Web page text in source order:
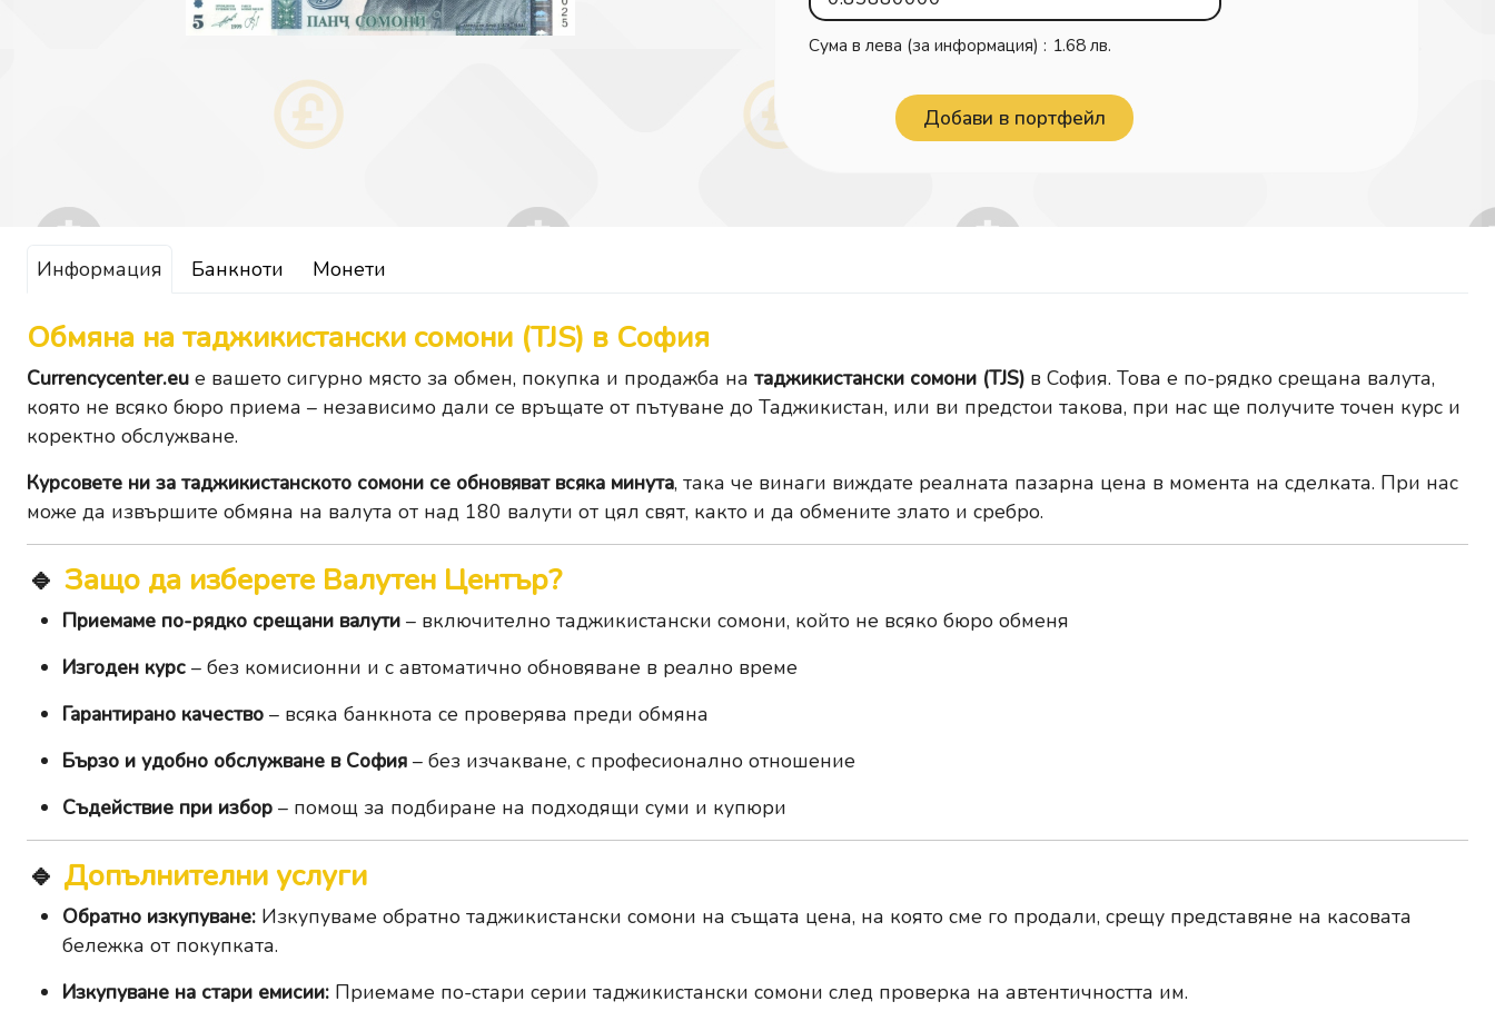
Сума в лева (за информация) : 1.68 лв.
Информация Банкноти Монети
Обмяна на таджикистански сомони (TJS) в София
Currencycenter.eu е вашето сигурно място за обмен, покупка и продажба на таджикистански сомони (TJS) в София. Това е по-рядко срещана валута,
която не всяко бюро приема – независимо дали се връщате от пътуване до Таджикистан, или ви предстои такова, при нас ще получите точен курс и
коректно обслужване.
Курсовете ни за таджикистанското сомони се обновяват всяка минута, така че винаги виждате реалната пазарна цена в момента на сделката. При нас
може да извършите обмяна на валута от над 180 валути от цял свят, както и да обмените злато и сребро.
🔹 Защо да изберете Валутен Център?
Приемаме по-рядко срещани валути – включително таджикистански сомони, който не всяко бюро обменя
Изгоден курс – без комисионни и с автоматично обновяване в реално време
Гарантирано качество – всяка банкнота се проверява преди обмяна
Бързо и удобно обслужване в София – без изчакване, с професионално отношение
Съдействие при избор – помощ за подбиране на подходящи суми и купюри
🔹 Допълнителни услуги
Обратно изкупуване: Изкупуваме обратно таджикистански сомони на същата цена, на която сме го продали, срещу представяне на касовата
бележка от покупката.
Изкупуване на стари емисии: Приемаме по-стари серии таджикистански сомони след проверка на автентичността им.